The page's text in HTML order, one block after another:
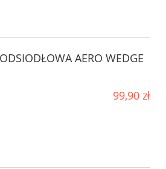
AERO WEDGE
99,90 zł